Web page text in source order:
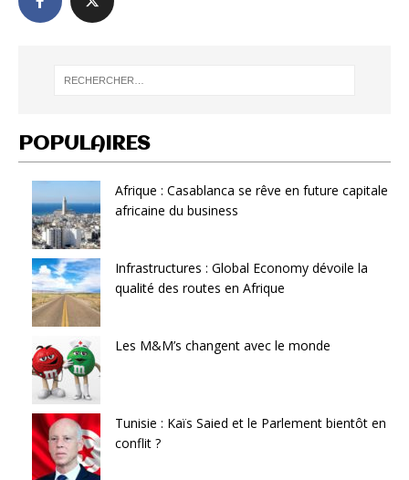
POPULAIRES
Afrique : Casablanca se rêve en future capitale
africaine du business
Infrastructures : Global Economy dévoile la
qualité des routes en Afrique
Les M&M’s changent avec le monde
Tunisie : Kaïs Saied et le Parlement bientôt en
conflit ?